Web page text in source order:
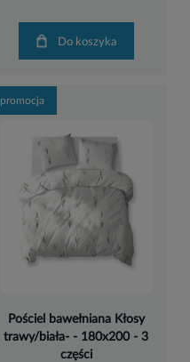
Do koszyka
Pościel bawełniana Kłosy
trawy/biała- - 180x200 - 3
części
promocja